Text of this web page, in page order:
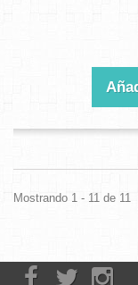
Mostrando 1 - 11 de 11